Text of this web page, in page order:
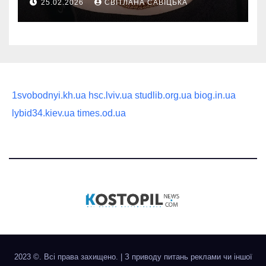
статусного украшения
25.02.2026 СВІТЛАНА САВІЦЬКА
1svobodnyi.kh.ua hsc.lviv.ua studlib.org.ua biog.in.ua
lybid34.kiev.ua times.od.ua
2023 ©. Всі права захищено. З приводу питань реклами чи іншої